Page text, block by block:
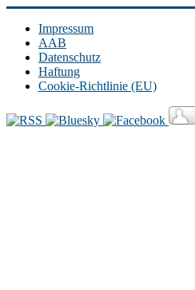
Impressum
AAB
Datenschutz
Haftung
Cookie-Richtlinie (EU)